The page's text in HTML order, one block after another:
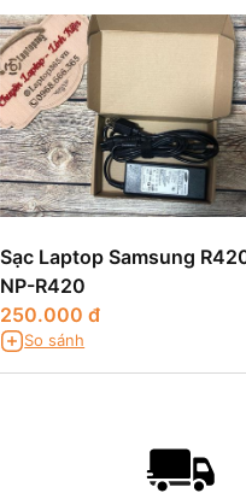
Sạc Laptop Samsung
NP-R420
250.000 đ
So sánh